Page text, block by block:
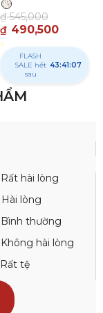
₫ 490,500
₫545,000
FLASH
SALE hết
sau
43:41:06
Rất hài lòng
Hài lòng
Bình thường
Không hài lòng
Rất tệ